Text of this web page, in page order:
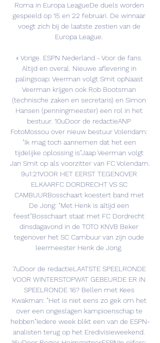
Roma in Europa LeagueDe duels worden
gespeeld op 15 en 22 februari. De winnaar
voegt zich bij de laatste zestien van de
Europa League.
« Vorige. ESPN Nederland - Voor de fans.
Altijd en overal. Nieuwe aflevering in
palingsoap: Veerman volgt Smit opNaast
Veerman krijgen ook Rob Bootsman
(technische zaken en secretaris) en Simon
Hansen (penningmeester) een rol in het
bestuur. 10uDoor de redactieANP
FotoMossou over nieuw bestuur Volendam:
"Ik mag toch aannemen dat het een
tijdelijke oplossing is"Jaap Veerman volgt
Jan Smit op als voorzitter van FC Volendam.
9u1:21VOOR HET EERST TEGENOVER
ELKAARFC DORDRECHT VS SC
CAMBUURBosschaart koestert band met
De Jong: "Met Henk is altijd een
feest"Bosschaart staat met FC Dordrecht
dinsdagavond in de TOTO KNVB Beker
tegenover het SC Cambuur van zijn oude
leermeester Henk de Jong.
7uDoor de redactieLAATSTE SPEELRONDE
VOOR WINTERSTOPWAT GEBEURDE ER IN
SPEELRONDE 16? Bellen met Kees
Kwakman: "Het is niet eens zo gek om het
over een ongeslagen kampioenschap te
hebben"Iedere week blikt een van de ESPN-
analisten terug op het Eredivisieweekend.